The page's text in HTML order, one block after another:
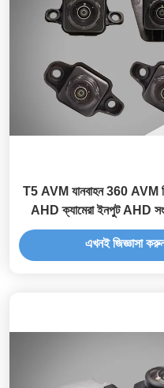
T5 AVM যানবাহন 360 AVM
AHD ক্যামেরা ইনপুট AHD
সংকেত আউটপুট
এখনই জিজ্ঞাসা